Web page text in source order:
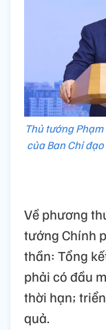
Thủ tướng
của Ban Chỉ
Về phương
tướng Chính
thần: Tổng
phải có đầu
thời hạn;
quả.